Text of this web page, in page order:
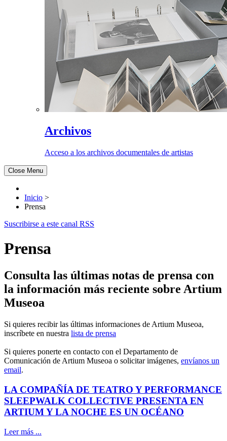
Archivos
Acceso a los archivos documentales de artistas
Close Menu
Inicio >
Prensa
Suscribirse a este canal RSS
Prensa
Consulta las últimas notas de prensa con
la información más reciente sobre Artium
Museoa
Si quieres recibir las últimas informaciones de Artium Museoa,
inscríbete en nuestra lista de prensa
Si quieres ponerte en contacto con el Departamento de
Comunicación de Artium Museoa o solicitar imágenes, envíanos un
email.
LA COMPAÑÍA DE TEATRO Y PERFORMANCE
SLEEPWALK COLLECTIVE PRESENTA EN
ARTIUM Y LA NOCHE ES UN OCÉANO
Leer más ...